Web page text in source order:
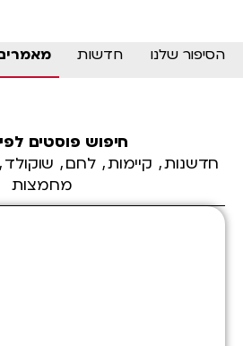
הסיפור שלנו חדשות
חיפוש פוסטים
חדשנות קיימות לחם שוקולד
מחמצות